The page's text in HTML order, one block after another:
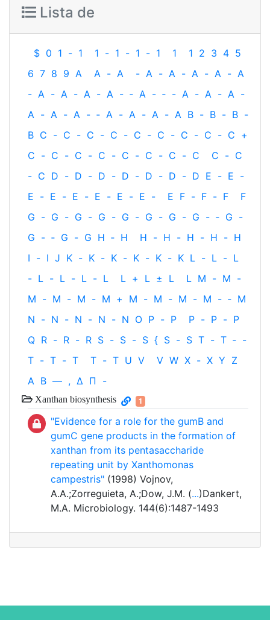
Lista de
$ 0 1 - 1 1 - 1 - 1 - 1 1 1 2 3 4 5
6 7 8 9 A A - A - A - A - A - A - A
- A - A - A - A - ‐ A - ‐ - A - A - A -
A - A - A - ‐ A - A - A - A B - B - B -
B C - C - C - C - C - C - C - C - C +
C - C - C - C - C - C - C - C C - C
- C D - D - D - D - D - D - D E - E -
E - E - E - E - E - E - E F - F - F
F
G - G - G - G - G - G - G - G - ‐ G -
G - ‐ G - G H ‐ H H - H - H - H - H
I - I J K - K - K - K - K - K L - L - L
- L - L - L - L L + L ± L L M - M -
M - M - M - M + M - M - M - M - ‐ M
N - N - N - N - N O P - P P - P - P
Q R - R - R S - S - S { S - S T - T ‐ -
T - T - T T - T U V V W X - X Y Z
Α Β — , Δ Π -
Xanthan biosynthesis 1
"Evidence for a role for the gumB and
gumC gene products in the formation of
xanthan from its pentasaccharide
repeating unit by Xanthomonas
campestris" (1998) Vojnov,
A.A.;Zorreguieta, A.;Dow, J.M. (...)Dankert,
M.A. Microbiology. 144(6):1487-1493